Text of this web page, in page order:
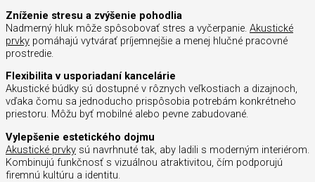
Zníženie stresu a zvýšenie pohodlia
Nadmerný hluk môže spôsobovať stres a vyčerpanie. Akustické
prvky pomáhajú vytvárať príjemnejšie a menej hlučné pracovné
prostredie.
Flexibilita v usporiadaní kancelárie
Akustické búdky sú dostupné v rôznych veľkostiach a dizajnoch,
vďaka čomu sa jednoducho prispôsobia potrebám konkrétneho
priestoru. Môžu byť mobilné alebo pevne zabudované.
Vylepšenie estetického dojmu
Akustické prvky sú navrhnuté tak, aby ladili s moderným interiérom.
Kombinujú funkčnosť s vizuálnou atraktivitou, čím podporujú
firemnú kultúru a identitu.